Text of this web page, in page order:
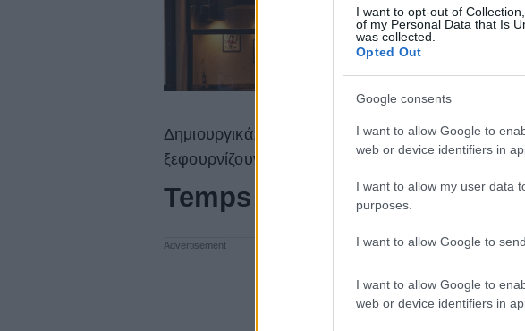
I want to opt-out of
of my Personal Data that Is
was collected.
Opted Out
Google consents
I want to allow Google to
web or device identifiers in
I want to allow my user data
purposes.
I want to allow Google to
I want to allow Google to
web or device identifiers in
5 νέα μαγαζιά
μας το
Δημιουργικά, ινσταγκραμικά και φρέσκα, αυτά
ξεφουρνίζουν τα πιο νόστιμαγλυκάτώρα.
Temps Perdu